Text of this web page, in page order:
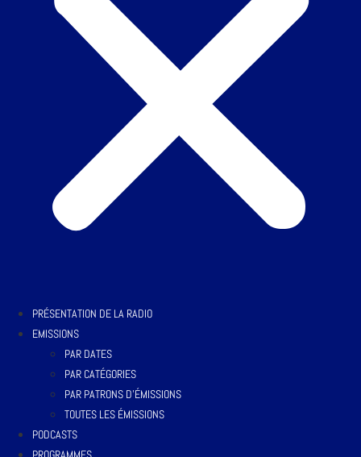
PRÉSENTATION DE LA RADIO
EMISSIONS
PAR DATES
PAR CATÉGORIES
PAR PATRONS D’ÉMISSIONS
TOUTES LES ÉMISSIONS
PODCASTS